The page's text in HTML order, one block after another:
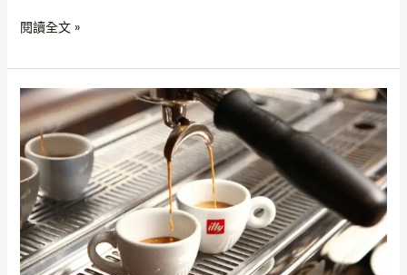
到
照
｜
Alessandro
Coffee
Academy
閱讀全文 »
高
雄
咖
啡
課
程
｜
手
沖